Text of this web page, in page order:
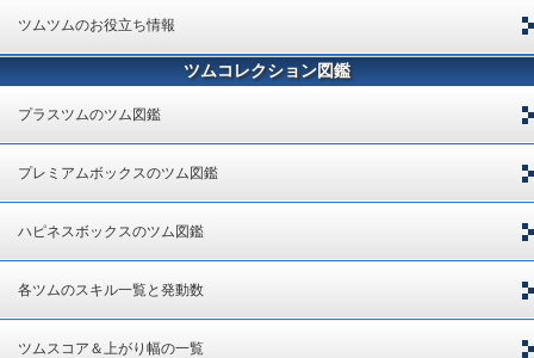
ツムツムのお役立ち情報
ツムコレクション図鑑
プラスツムのツム図鑑
プレミアムボックスのツム図鑑
ハピネスボックスのツム図鑑
各ツムのスキル一覧と発動数
ツムスコア＆上がり幅の一覧